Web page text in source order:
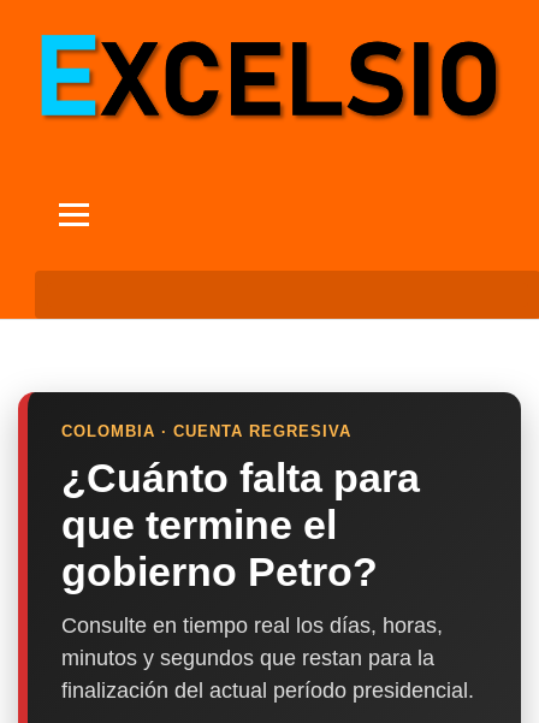
COLOMBIA · CUENTA REGRESIVA
¿Cuánto falta para
que termine el
gobierno Petro?
Consulte en tiempo real los días, horas,
minutos y segundos que restan para la
finalización del actual período presidencial.